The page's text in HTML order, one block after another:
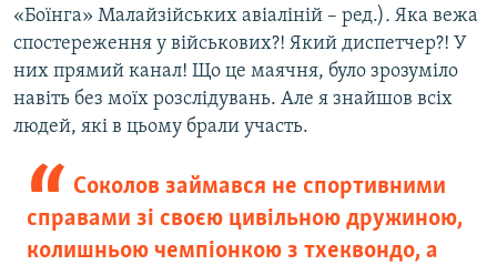
«Боїнга» Малайзійських авіаліній – ред.). Яка вежа
спостереження у військових?! Який диспетчер?! У
них прямий канал! Що це маячня, було зрозуміло
навіть без моїх розслідувань. Але я знайшов всіх
людей, які в цьому брали участь.
Соколов займався не спортивними
справами зі своєю цивільною дружиною,
колишньою чемпіонкою з тхеквондо, а